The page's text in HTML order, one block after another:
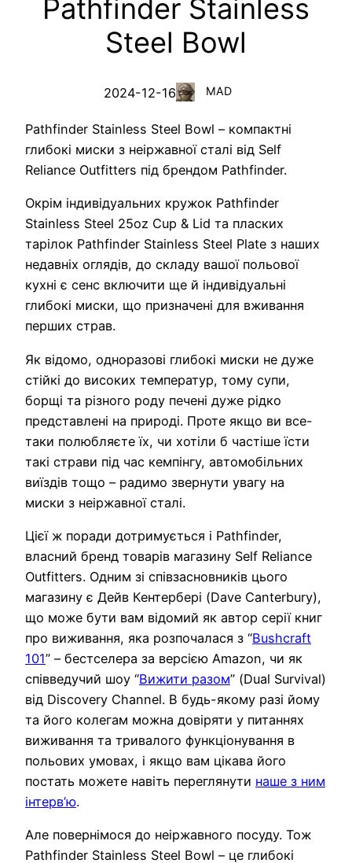
Pathfinder Stainless
Steel Bowl
2024-12-16 MAD
Pathfinder Stainless Steel Bowl – компактні
глибокі миски з неіржавної сталі від Self
Reliance Outfitters під брендом Pathfinder.
Окрім індивідуальних кружок Pathfinder
Stainless Steel 25oz Cup & Lid та пласких
тарілок Pathfinder Stainless Steel Plate з наших
недавніх оглядів, до складу вашої польової
кухні є сенс включити ще й індивідуальні
глибокі миски, що призначені для вживання
перших страв.
Як відомо, одноразові глибокі миски не дуже
стійкі до високих температур, тому супи,
борщі та різного роду печені дуже рідко
представлені на природі. Проте якщо ви все-
таки полюбляєте їх, чи хотіли б частіше їсти
такі страви під час кемпінгу, автомобільних
виїздів тощо – радимо звернути увагу на
миски з неіржавної сталі.
Цієї ж поради дотримується і Pathfinder,
власний бренд товарів магазину Self Reliance
Outfitters. Одним зі співзасновників цього
магазину є Дейв Кентербері (Dave Canterbury),
що може бути вам відомий як автор серії книг
про виживання, яка розпочалася з “Bushcraft
101” – бестселера за версією Amazon, чи як
співведучий шоу “Вижити разом” (Dual Survival)
від Discovery Channel. В будь-якому разі йому
та його колегам можна довіряти у питаннях
виживання та тривалого функціонування в
польових умовах, і якщо вам цікава його
постать можете навіть переглянути наше з ним
інтерв’ю.
Але повернімося до неіржавного посуду. Тож
Pathfinder Stainless Steel Bowl – це глибокі